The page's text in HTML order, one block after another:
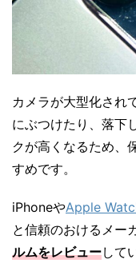
カメラが大型化され
にぶつけたり、落下
クが高くなるため、
すめです。
iPhoneやApple
と信頼のおけるメー
ルムをレビューして